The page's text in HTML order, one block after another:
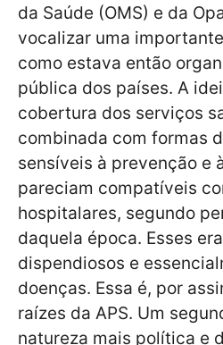
da Saúde (OMS) e da
vocalizar uma
como estava então
pública dos países. A
cobertura dos serviços
combinada com formas
sensíveis à prevenção e
pareciam compatíveis
hospitalares, segundo
daquela época. Esses
dispendiosos e
doenças. Essa é, por
raízes da APS. Um
natureza mais política e